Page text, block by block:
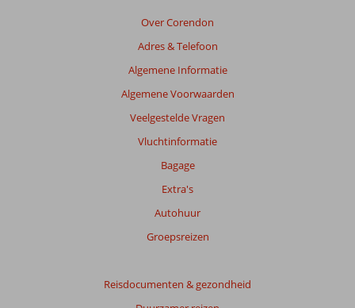
Over Corendon
Adres & Telefoon
Algemene Informatie
Algemene Voorwaarden
Veelgestelde Vragen
Vluchtinformatie
Bagage
Extra's
Autohuur
Groepsreizen
Reisdocumenten & gezondheid